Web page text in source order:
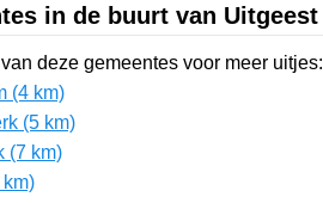
in de buurt van Uitgeest
deze gemeentes voor meer uitjes:
(4 km)
(5 km)
(7 km)